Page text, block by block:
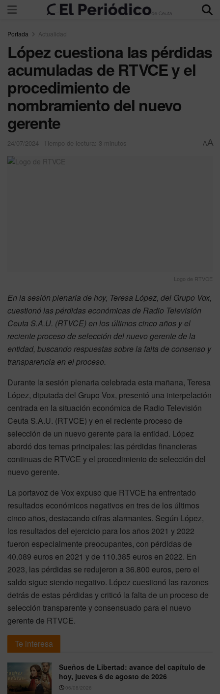
Portada Actualidad
López cuestiona las pérdidas
acumuladas de RTVCE y el
procedimiento de
nombramiento del nuevo
gerente
24/07/2024 Tiempo de lectura: 3 minutos AA
Logo de RTVCE
En la sesión plenaria de hoy, Teresa López, del Grupo Vox,
cuestionó las pérdidas económicas de Radio Televisión
Ceuta S.A.U. (RTVCE) en los últimos cinco años y el
reciente proceso de selección del nuevo gerente de la
entidad, buscando respuestas sobre la falta de consenso y
transparencia en el proceso.
Durante la sesión plenaria celebrada esta mañana, Teresa
López, diputada del Grupo Vox, presentó una interpelación
centrada en la situación económica de Radio Televisión
Ceuta S.A.U. (RTVCE) y en el reciente proceso de
selección de un nuevo gerente para la entidad. López
abordó dos temas principales: las pérdidas financieras
continuas de RTVCE y el procedimiento de selección del
nuevo gerente.
La portavoz de Vox expuso que RTVCE ha enfrentado
resultados económicos negativos en tres de los últimos
cinco años, destacando cifras alarmantes. Según López,
los resultados del ejercicio para los años 2021 y 2022
fueron especialmente preocupantes, con pérdidas de
40.089 euros en 2021 y de 110.385 euros en 2022. En
2023, las pérdidas se redujeron a 36.800 euros, pero el
saldo sigue siendo negativo. López cuestionó las razones
detrás de estas pérdidas y criticó la falta de un proceso de
selección transparente y consensuado para el nuevo
gerente de RTVCE.
Te interesa
Sueños de Libertad: avance del capítulo de
hoy, jueves 6 de agosto de 2026
06/08/2026